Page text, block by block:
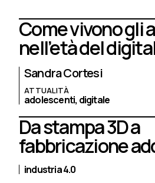
Come vivono gli
nell’età del
Sandra Cortesi
ATTUALITÀ
adolescenti, digitale
Da stampa 3D a
fabbricazione
industria 4.0